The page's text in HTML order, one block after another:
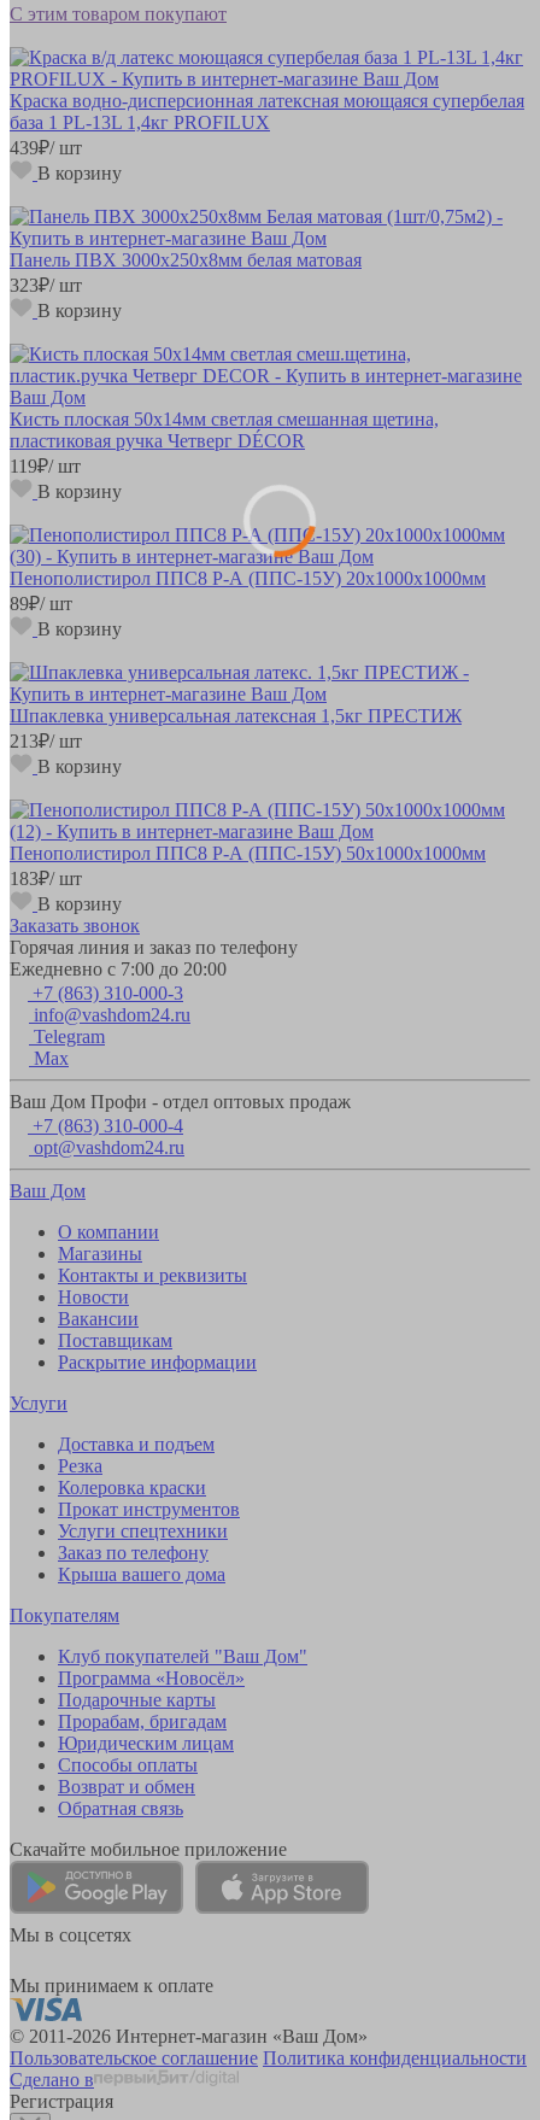
С этим товаром покупают
Краска водно-дисперсионная латексная моющаяся супербелая
база 1 PL-13L 1,4кг PROFILUX
439₽/ шт
В корзину
Панель ПВХ 3000х250х8мм белая матовая
323₽/ шт
В корзину
Кисть плоская 50х14мм светлая смешанная щетина,
пластиковая ручка Четверг DÉCOR
119₽/ шт
В корзину
Пенополистирол ППС8 Р-А (ППС-15У) 20х1000х1000мм
89₽/ шт
В корзину
Шпаклевка универсальная латексная 1,5кг ПРЕСТИЖ
213₽/ шт
В корзину
Пенополистирол ППС8 Р-А (ППС-15У) 50х1000х1000мм
183₽/ шт
В корзину
Заказать звонок
Горячая линия и заказ по телефону
Ежедневно с 7:00 до 20:00
+7 (863) 310-000-3
info@vashdom24.ru
Telegram
Max
Ваш Дом Профи - отдел оптовых продаж
+7 (863) 310-000-4
opt@vashdom24.ru
Ваш Дом
О компании
Магазины
Контакты и реквизиты
Новости
Вакансии
Поставщикам
Раскрытие информации
Услуги
Доставка и подъем
Резка
Колеровка краски
Прокат инструментов
Услуги спецтехники
Заказ по телефону
Крыша вашего дома
Покупателям
Клуб покупателей "Ваш Дом"
Программа «Новосёл»
Подарочные карты
Прорабам, бригадам
Юридическим лицам
Способы оплаты
Возврат и обмен
Обратная связь
Скачайте мобильное приложение
Мы в соцсетях
Мы принимаем к оплате
© 2011-2026 Интернет-магазин «Ваш Дом»
Пользовательское соглашение Политика конфиденциальности
Сделано в
Регистрация